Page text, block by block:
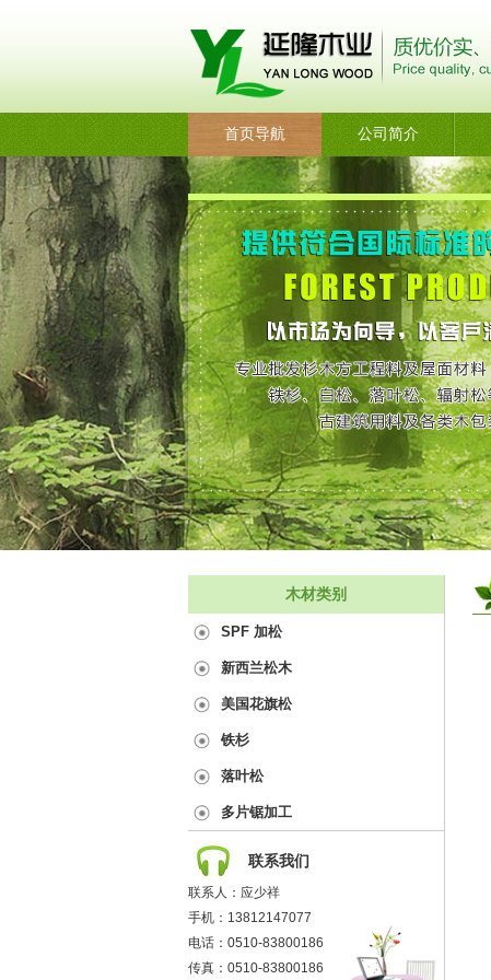
首页导航 公司简介
木材类别
SPF 加松
新西兰松木
美国花旗松
铁杉
落叶松
多片锯加工
联系我们
联系人：应少祥
手机：13812147077
电话：0510-83800186
传真：0510-83800186